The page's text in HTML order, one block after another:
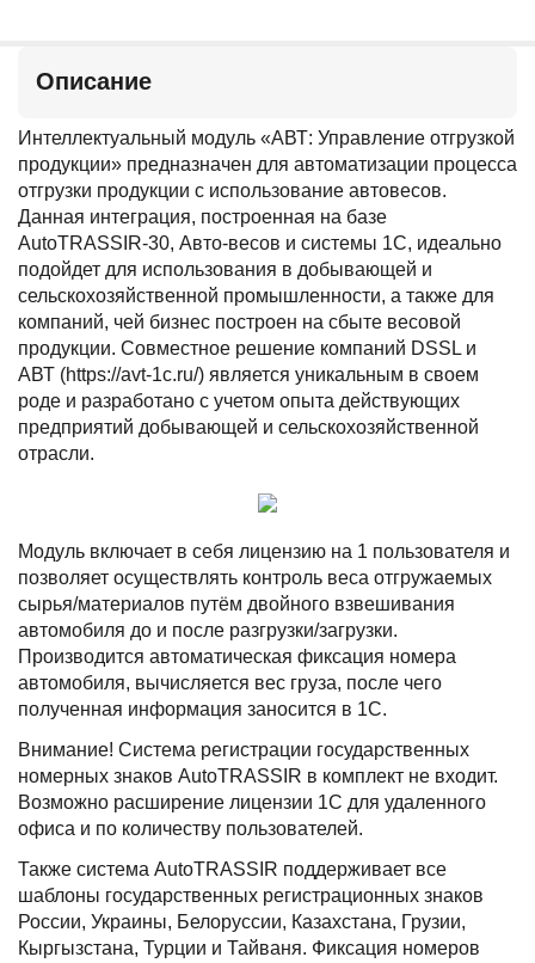
Описание
Интеллектуальный модуль «АВТ: Управление отгрузкой
продукции» предназначен для автоматизации процесса
отгрузки продукции с использование автовесов.
Данная интеграция, построенная на базе
AutoTRASSIR-30, Авто-весов и системы 1С, идеально
подойдет для использования в добывающей и
сельскохозяйственной промышленности, а также для
компаний, чей бизнес построен на сбыте весовой
продукции. Совместное решение компаний DSSL и
АВТ (https://avt-1c.ru/) является уникальным в своем
роде и разработано с учетом опыта действующих
предприятий добывающей и сельскохозяйственной
отрасли.
Модуль включает в себя лицензию на 1 пользователя и
позволяет осуществлять контроль веса отгружаемых
сырья/материалов путём двойного взвешивания
автомобиля до и после разгрузки/загрузки.
Производится автоматическая фиксация номера
автомобиля, вычисляется вес груза, после чего
полученная информация заносится в 1С.
Внимание! Система регистрации государственных
номерных знаков AutoTRASSIR в комплект не входит.
Возможно расширение лицензии 1С для удаленного
офиса и по количеству пользователей.
Также система AutoTRASSIR поддерживает все
шаблоны государственных регистрационных знаков
России, Украины, Белоруссии, Казахстана, Грузии,
Кыргызстана, Турции и Тайваня. Фиксация номеров